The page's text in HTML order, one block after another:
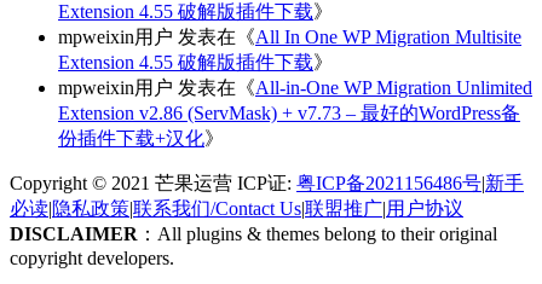
Extension 4.55 破解版插件下载》
mpweixin用户 发表在《All In One WP Migration Multisite
Extension 4.55 破解版插件下载》
mpweixin用户 发表在《All-in-One WP Migration Unlimited
Extension v2.86 (ServMask) + v7.73 – 最好的WordPress备
份插件下载+汉化》
Copyright © 2021 芒果运营 ICP证: 粤ICP备2021156486号|新手
必读|隐私政策|联系我们/Contact Us|联盟推广|用户协议
DISCLAIMER ：All plugins & themes belong to their original
copyright developers.